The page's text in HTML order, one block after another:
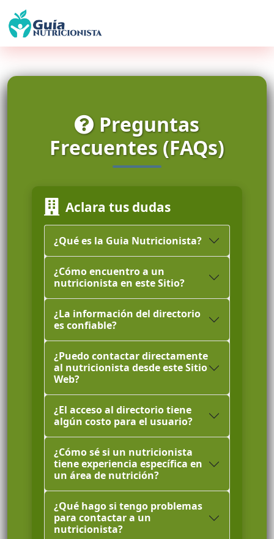
Preguntas
Frecuentes (FAQs)
Aclara tus dudas
¿Qué es la Guia Nutricionista?
¿Cómo encuentro a un
nutricionista en este Sitio?
¿La información del directorio
es confiable?
¿Puedo contactar directamente
al nutricionista desde este Sitio
Web?
¿El acceso al directorio tiene
algún costo para el usuario?
¿Cómo sé si un nutricionista
tiene experiencia específica en
un área de nutrición?
¿Qué hago si tengo problemas
para contactar a un
nutricionista?